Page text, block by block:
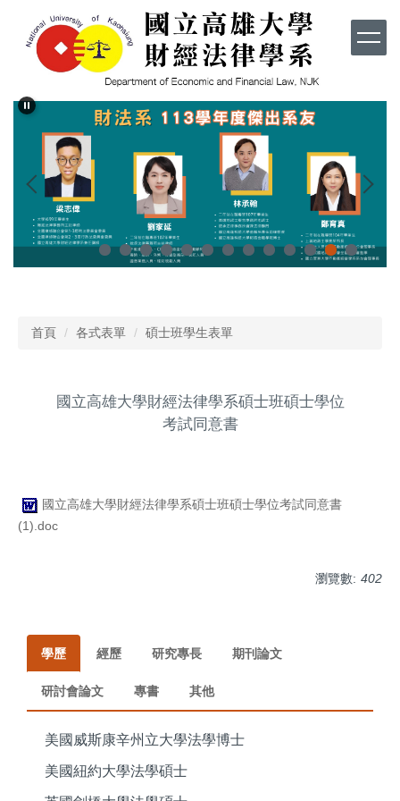
容
首頁 各式表單 碩士班學生表單
國立高雄大學財經法律學系碩士班碩士學位
考試同意書
國立高雄大學財經法律學系碩士班碩士學位考試同意書
(1).doc
瀏覽數: 402
學歷 經歷 研究專長 期刊論文
研討會論文 專書 其他
美國威斯康辛州立大學法學博士
美國紐約大學法學碩士